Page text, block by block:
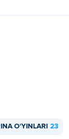
OʻYINLARI 23